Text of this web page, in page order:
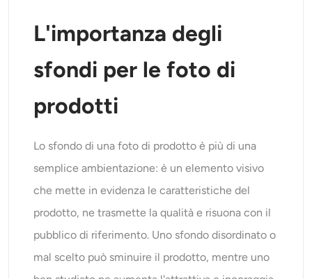
L'importanza degli
sfondi per le foto di
prodotti
Lo sfondo di una foto di prodotto è più di una
semplice ambientazione: è un elemento visivo
che mette in evidenza le caratteristiche del
prodotto, ne trasmette la qualità e risuona con il
pubblico di riferimento. Uno sfondo disordinato o
mal scelto può sminuire il prodotto, mentre uno